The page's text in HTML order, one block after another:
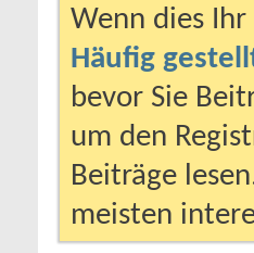
Wenn dies
Häufig
bevor Sie
um den
Beiträge
meisten